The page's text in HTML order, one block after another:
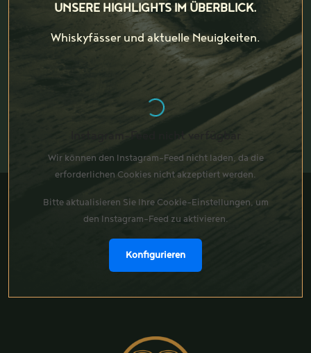
UNSERE HIGHLIGHTS IM ÜBERBLICK.
Whiskyfässer und aktuelle Neuigkeiten.
Instagram-Feed nicht verfügbar
Wir können den Instagram-Feed nicht laden, da die
erforderlichen Cookies nicht akzeptiert werden.
Bitte aktualisieren Sie Ihre Cookie-Einstellungen, um
den Instagram-Feed zu aktivieren.
Konfigurieren